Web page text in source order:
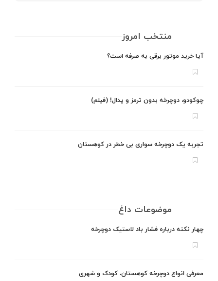
منتخب امروز
آیا خرید موتور برقی به صرفه است؟
چوکودو، دوچرخه بدون ترمز و پدال! (فیلم)
تجربه یک دوچرخه سواری بی خطر در کوهستان
موضوعات داغ
چهار نکته درباره فشار باد لاستیک دوچرخه
معرفی انواع دوچرخه کوهستان، کودک و شهری